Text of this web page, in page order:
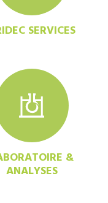
SERVICES
&
ANALYSES